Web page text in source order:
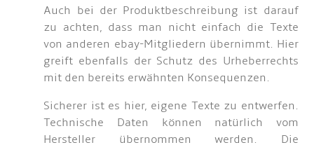
Auch bei der Produktbeschreibung ist darauf
zu achten, dass man nicht einfach die Texte
von anderen ebay-Mitgliedern übernimmt. Hier
greift ebenfalls der Schutz des Urheberrechts
mit den bereits erwähnten Konsequenzen.
Sicherer ist es hier, eigene Texte zu entwerfen.
Technische Daten können natürlich vom
Hersteller übernommen werden. Die